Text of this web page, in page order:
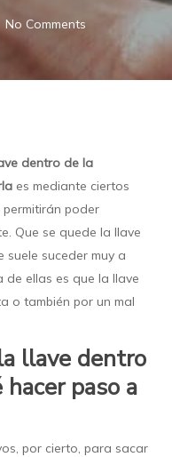
No Comments
dentro de la
es mediante ciertos
poder
Que se quede la llave
suceder muy a
de ellas es que la llave
o también por un mal
llave dentro
paso a
por cierto, para sacar